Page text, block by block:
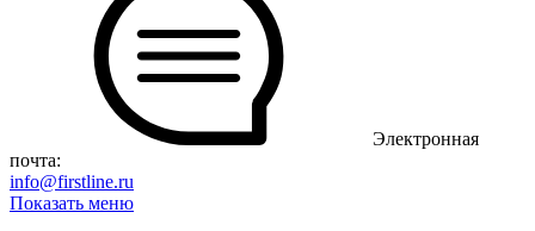
Электронная
почта:
info@firstline.ru
Показать меню